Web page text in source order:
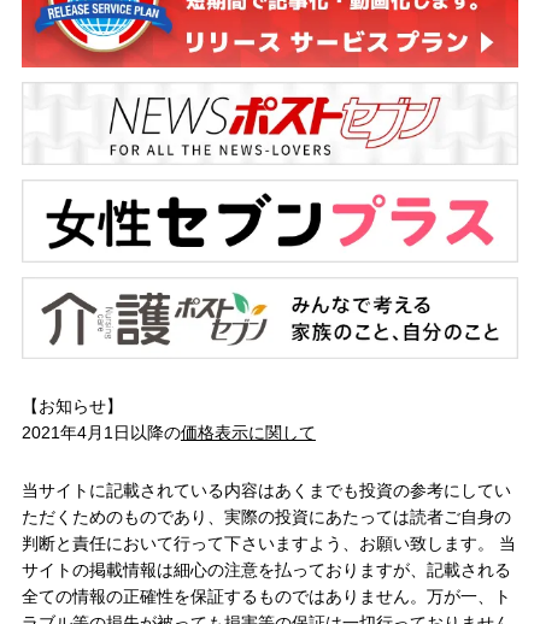
【お知らせ】
2021年4月1日以降の価格表示に関して
当サイトに記載されている内容はあくまでも投資の参考にしてい
ただくためのものであり、実際の投資にあたっては読者ご自身の
判断と責任において行って下さいますよう、お願い致します。 当
サイトの掲載情報は細心の注意を払っておりますが、記載される
全ての情報の正確性を保証するものではありません。万が一、ト